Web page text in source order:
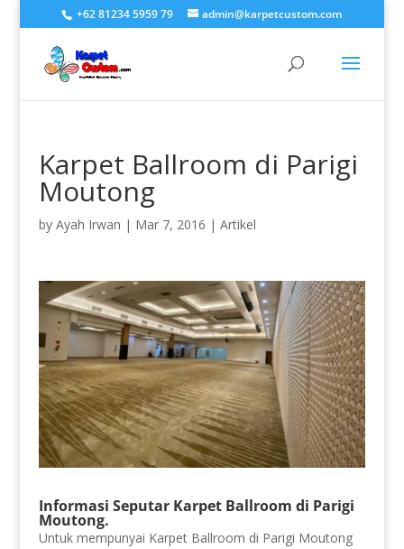
+62 81234 5959 79 admin@karpetcustom.com
Karpet Ballroom di Parigi
Moutong
by Ayah Irwan | Mar 7, 2016 | Artikel
Informasi Seputar Karpet Ballroom di Parigi
Moutong.
Untuk mempunyai Karpet Ballroom di Parigi Moutong